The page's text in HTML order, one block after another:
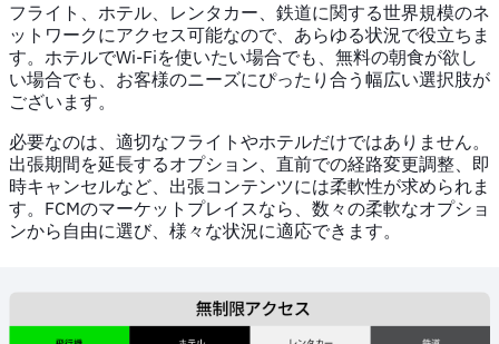
フライト、ホテル、レンタカー、鉄道に関する世界規模のネ
ットワークにアクセス可能なので、あらゆる状況で役立ちま
す。ホテルでWi-Fiを使いたい場合でも、無料の朝食が欲し
い場合でも、お客様のニーズにぴったり合う幅広い選択肢が
ございます。
必要なのは、適切なフライトやホテルだけではありません。
出張期間を延長するオプション、直前での経路変更調整、即
時キャンセルなど、出張コンテンツには柔軟性が求められま
す。FCMのマーケットプレイスなら、数々の柔軟なオプショ
ンから自由に選び、様々な状況に適応できます。